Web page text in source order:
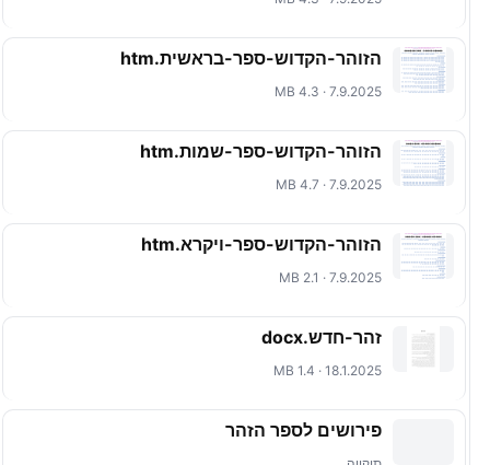
הזוהר-הקדוש-ספר-בראשית.htm
7.9.2025 · 4.3 MB
הזוהר-הקדוש-ספר-שמות.htm
7.9.2025 · 4.7 MB
הזוהר-הקדוש-ספר-ויקרא.htm
7.9.2025 · 2.1 MB
זהר-חדש.docx
18.1.2025 · 1.4 MB
פירושים לספר הזהר